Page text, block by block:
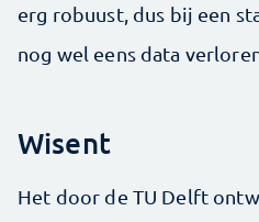
erg robuust, dus bij een
nog wel eens data verloren
Wisent
Het door de TU Delft